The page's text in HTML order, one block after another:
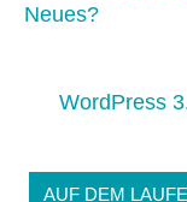
Neues?
WordPress
AUF DEM